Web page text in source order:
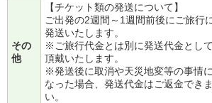
その
他
【チケット類の発送について】
ご出発の2週間～1週間前後にご旅行
発送いたします。
※ご旅行代金とは別に発送代金とし
頂戴いたします。
※発送後に取消や天災地変等の事情
なった場合、発送代金はご返金でき
い。